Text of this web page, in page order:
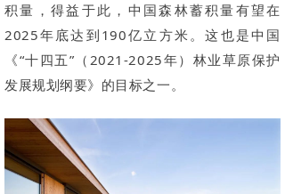
积量，得益于此，中国森林蓄积量有望在
2025年底达到190亿立方米。这也是中国
《“十四五”（2021-2025年）林业草原保护
发展规划纲要》的目标之一。